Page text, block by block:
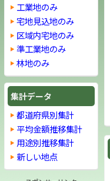
工業地のみ
宅地見込地のみ
区域内宅地のみ
準工業地のみ
林地のみ
集計データ
都道府県別集計
平均金額推移集計
用途別推移集計
新しい地点